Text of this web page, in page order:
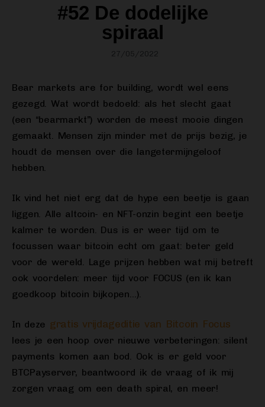
#52 De dodelijke
spiraal
27/05/2022
Bear markets are for building, wordt wel eens
gezegd. Wat wordt bedoeld: als het slecht gaat
(een “bearmarkt”) worden de meest mooie dingen
gemaakt. Mensen zijn minder met de prijs bezig, je
houdt de mensen over die langetermijngeloof
hebben.
Ik vind het niet erg dat de hype een beetje is gaan
liggen. Alle altcoin- en NFT-onzin begint een beetje
kalmer te worden. Dus is er weer tijd om te
focussen waar bitcoin echt om gaat: beter geld
voor de wereld. Lage prijzen hebben wat mij betreft
ook voordelen: meer tijd voor FOCUS (en ik kan
goedkoop bitcoin bijkopen…).
In deze gratis vrijdageditie van Bitcoin Focus
lees je een hoop over nieuwe verbeteringen: silent
payments komen aan bod. Ook is er geld voor
BTCPayserver, beantwoord ik de vraag of ik mij
zorgen vraag om een death spiral, en meer!